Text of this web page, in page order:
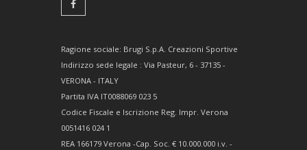
Ragione sociale: Brugi S.p.A. Creazioni Sportive
Indirizzo sede legale : Via Pasteur, 6 - 37135 -
VERONA - ITALY
Partita IVA IT0088069 023 5
Codice Fiscale e Iscrizione Reg. Impr. Verona
0051416 024 1
REA 166179 Verona -Cap. Soc. € 10.000.000 i.v. -